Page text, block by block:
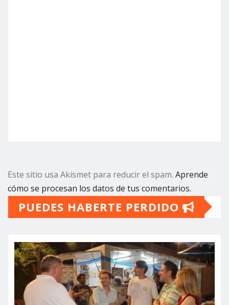
Este sitio usa Akismet para reducir el spam. Aprende
cómo se procesan los datos de tus comentarios.
PUEDES HABERTE PERDIDO